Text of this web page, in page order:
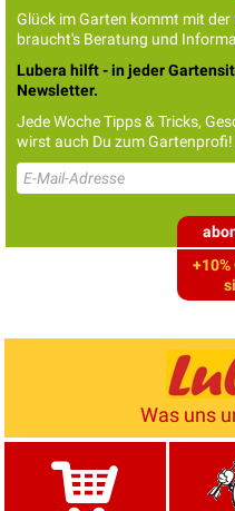
Glück im Garten kommt mit
braucht's Beratung und
Lubera hilft - in jeder
Newsletter.
Jede Woche Tipps & Tricks,
wirst auch Du zum
Was uns